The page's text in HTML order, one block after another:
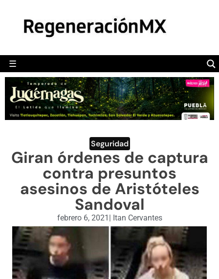
☰
POLÍTICA
CAMALEÓN
OPINIÓN
DEPORTES
ENGLISH SECTION
VIDEOS
Seguridad
Giran órdenes de captura
contra presuntos
asesinos de Aristóteles
Sandoval
febrero 6, 2021 | Itan Cervantes